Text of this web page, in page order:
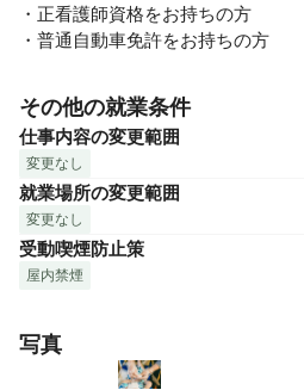
・正看護師資格をお持ちの方
・普通自動車免許をお持ちの方
その他の就業条件
仕事内容の変更範囲
変更なし
就業場所の変更範囲
変更なし
受動喫煙防止策
屋内禁煙
写真